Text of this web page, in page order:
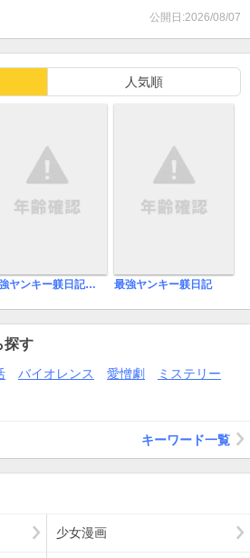
公開日:2026/08/07
人気順
最強ヤンキー躾日記【合冊版】 最強ヤンキー躾日記
探す
バイオレンス 愛憎劇
ミステリー
キーワード一覧
少女漫画